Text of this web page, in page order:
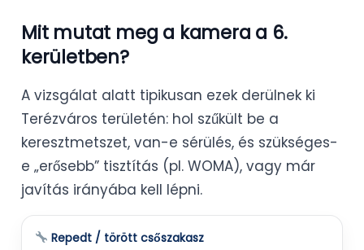
Mit mutat meg a kamera a 6.
kerületben?
A vizsgálat alatt tipikusan ezek derülnek ki
Terézváros területén: hol szűkült be a
keresztmetszet, van-e sérülés, és szükséges-
e „erősebb” tisztítás (pl. WOMA), vagy már
javítás irányába kell lépni.
Repedt / törött csőszakasz